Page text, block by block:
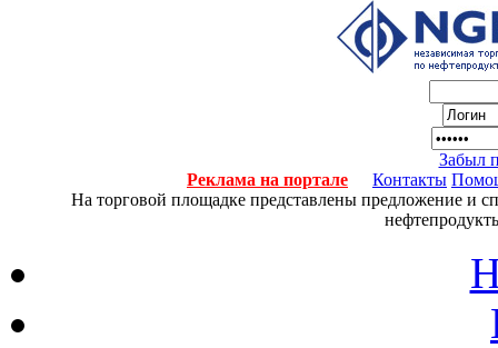
Забыл
Реклама на портале
Контакты
На торговой площадке представлены предложение и